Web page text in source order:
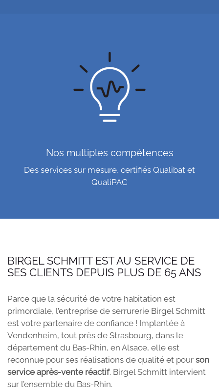
Nos multiples compétences
Des services sur mesure, certifiés Qualibat et
QualiPAC
BIRGEL SCHMITT EST AU SERVICE DE
SES CLIENTS DEPUIS PLUS DE 65 ANS
Parce que la sécurité de votre habitation est
primordiale, l’entreprise de serrurerie Birgel Schmitt
est votre partenaire de confiance ! Implantée à
Vendenheim, tout près de Strasbourg, dans le
département du Bas-Rhin, en Alsace, elle est
reconnue pour ses réalisations de qualité et pour son
service après-vente réactif. Birgel Schmitt intervient
sur l’ensemble du Bas-Rhin.